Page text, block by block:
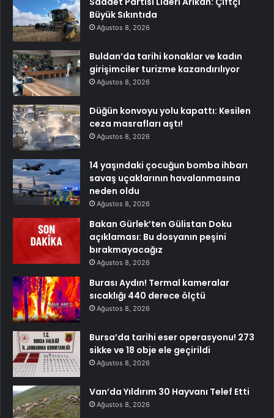
Büyük Sıkıntıda
Ağustos 8, 2026
Buldan’da tarihi konaklar ve kadın
girişimciler turizme kazandırılıyor
Ağustos 8, 2026
Düğün konvoyu yolu kapattı: Kesilen
ceza masrafları aştı!
Ağustos 8, 2026
14 yaşındaki çocuğun bomba ihbarı
savaş uçaklarının havalanmasına
neden oldu
Ağustos 8, 2026
Bakan Gürlek’ten Gülistan Doku
açıklaması: Bu dosyanın peşini
bırakmayacağız
Ağustos 8, 2026
Burası Aydın! Termal kameralar
sıcaklığı 440 derece ölçtü
Ağustos 8, 2026
Bursa’da tarihi eser operasyonu! 273
sikke ve 18 obje ele geçirildi
Ağustos 8, 2026
Van’da Yıldırım 30 Hayvanı Telef Etti
Ağustos 8, 2026